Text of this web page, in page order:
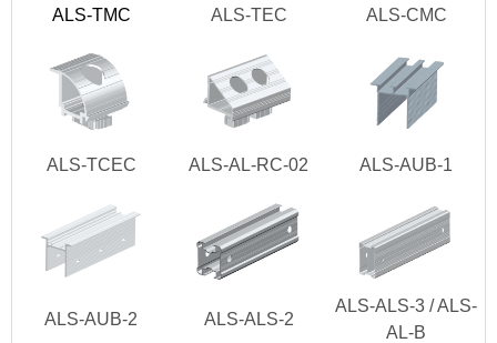
ALS-TMC ALS-TEC ALS-CMC
ALS-TCEC ALS-AL-RC-02 ALS-AUB-1
ALS-AUB-2 ALS-ALS-2
ALS-ALS-3 / ALS-
AL-B